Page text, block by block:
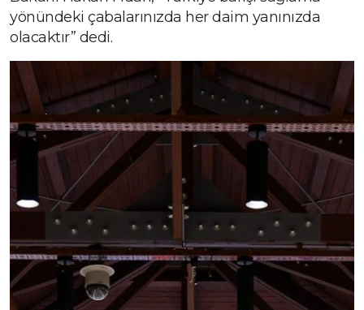
yönündeki çabalarınızda her daim yanınızda
olacaktır” dedi.